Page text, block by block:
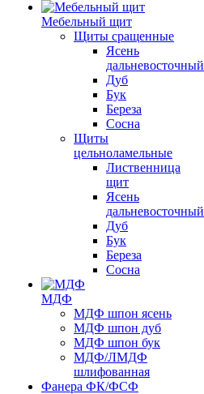
Мебельный щит
Щиты сращенные
Ясень
дальневосточный
Дуб
Бук
Береза
Сосна
Щиты
цельноламельные
Лиственница
щит
Ясень
дальневосточный
Дуб
Бук
Береза
Сосна
МДФ
МДФ шпон ясень
МДФ шпон дуб
МДФ шпон бук
МДФ/ЛМДФ
шлифованная
Фанера ФК/ФСФ